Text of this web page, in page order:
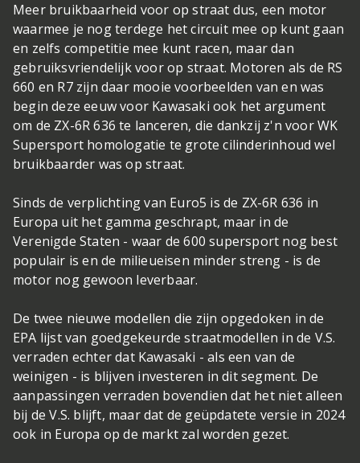
Meer bruikbaarheid voor op straat dus, een motor
waarmee je nog terdege het circuit mee op kunt gaan
en zelfs competitie mee kunt racen, maar dan
gebruiksvriendelijk voor op straat. Motoren als de RS
660 en R7 zijn daar mooie voorbeelden van en was
begin deze eeuw voor Kawasaki ook het argument
om de ZX-6R 636 te lanceren, die dankzij z'n voor WK
Supersport homologatie te grote cilinderinhoud wel
bruikbaarder was op straat.
Sinds de verplichting van Euro5 is de ZX-6R 636 in
Europa uit het gamma geschrapt, maar in de
Verenigde Staten - waar de 600 supersport nog best
populair is en de milieueisen minder streng - is de
motor nog gewoon leverbaar.
De twee nieuwe modellen die zijn opgedoken in de
EPA lijst van goedgekeurde straatmodellen in de V.S.
verraden echter dat Kawasaki - als een van de
weinigen - is blijven investeren in dit segment. De
aanpassingen verraden bovendien dat het niet alleen
bij de V.S. blijft, maar dat de geüpdatete versie in 2024
ook in Europa op de markt zal worden gezet.